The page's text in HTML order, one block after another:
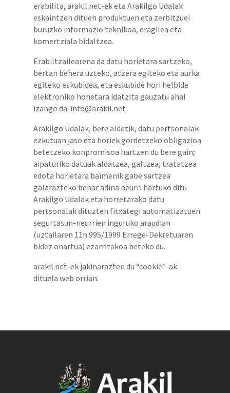
erabilita, arakil.net-ek eta Arakilgo Udalak
eskaintzen dituen produktuen eta zerbitzuei
buruzko informazio teknikoa, eragilea eta
komertziala bidaltzea.
Erabiltzailearena da datu horietara sartzeko,
bertan behera uzteko, atzera egiteko eta aurka
egiteko eskubidea, eta eskubide hori helbide
elektroniko honetara idatzita gauzatu ahal
izango da: info@arakil.net
Arakilgo Udalak, bere aldetik, datu pertsonalak
ezkutuan jaso eta horiek gordetzeko obligazioa
betetzeko konpromisoa hartzen du bere gain;
aipaturiko datuak aldatzea, galtzea, tratatzea
edota horietara baimenik gabe sartzea
galarazteko behar adina neurri hartuko ditu
Arakilgo Udalak eta horretarako datu
pertsonalak dituzten fitxategi automatizatuen
segurtasun-neurrien inguruko araudian
(uztailaren 11n 995/1999 Errege-Dekretuaren
bidez onartua) ezarritakoa beteko du.
arakil.net-ek jakinarazten du “cookie”-ak
dituela web orrian.